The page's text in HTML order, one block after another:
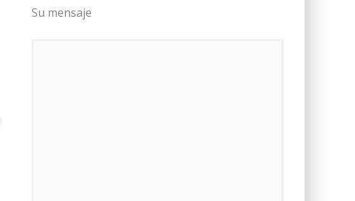
Su mensaje